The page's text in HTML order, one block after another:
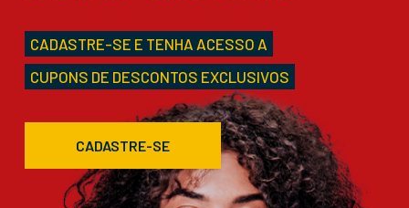
CADASTRE-SE E TENHA ACESSO A
CUPONS DE DESCONTOS EXCLUSIVOS
CADASTRE-SE